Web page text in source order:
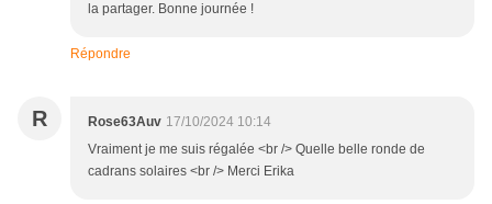
la partager. Bonne journée !
Répondre
R Rose63Auv 17/10/2024 10:14
Vraiment je me suis régalée <br /> Quelle belle ronde de
cadrans solaires <br /> Merci Erika